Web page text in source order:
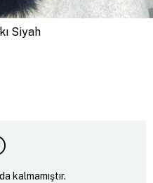
Siyah
kalmamıştır.